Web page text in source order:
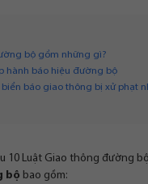
bộ gồm những gì?
hành báo hiệu đường bộ
báo giao thông bị xử phạt
10 Luật Giao thông đường
bộ bao gồm: